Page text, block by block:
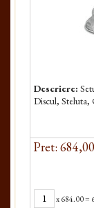
Descriere:
Discul, Steluta,
Pret:
x684.00=